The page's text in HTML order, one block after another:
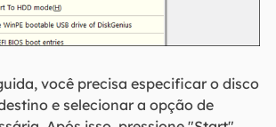
você precisa especificar o disco
e selecionar a opção de